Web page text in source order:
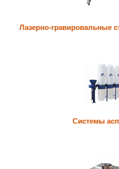
Лазерно-гравировальные
Системы